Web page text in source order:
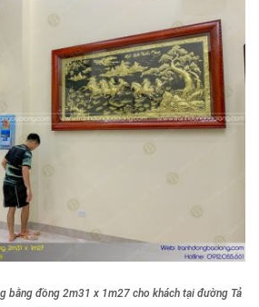
bằng đồng 2m31 x 1m27 cho khách tại đường Tả